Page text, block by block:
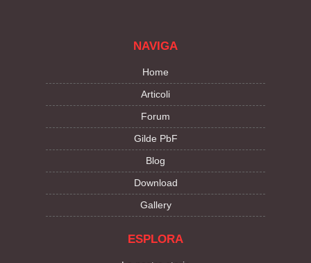
NAVIGA
Home
Articoli
Forum
Gilde PbF
Blog
Download
Gallery
ESPLORA